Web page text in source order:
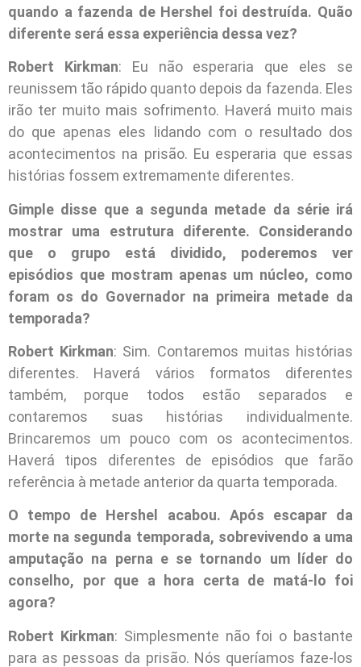
quando a fazenda de Hershel foi destruída. Quão
diferente será essa experiência dessa vez?
Robert Kirkman: Eu não esperaria que eles se
reunissem tão rápido quanto depois da fazenda. Eles
irão ter muito mais sofrimento. Haverá muito mais
do que apenas eles lidando com o resultado dos
acontecimentos na prisão. Eu esperaria que essas
histórias fossem extremamente diferentes.
Gimple disse que a segunda metade da série irá
mostrar uma estrutura diferente. Considerando
que o grupo está dividido, poderemos ver
episódios que mostram apenas um núcleo, como
foram os do Governador na primeira metade da
temporada?
Robert Kirkman: Sim. Contaremos muitas histórias
diferentes. Haverá vários formatos diferentes
também, porque todos estão separados e
contaremos suas histórias individualmente.
Brincaremos um pouco com os acontecimentos.
Haverá tipos diferentes de episódios que farão
referência à metade anterior da quarta temporada.
O tempo de Hershel acabou. Após escapar da
morte na segunda temporada, sobrevivendo a uma
amputação na perna e se tornando um líder do
conselho, por que a hora certa de matá-lo foi
agora?
Robert Kirkman: Simplesmente não foi o bastante
para as pessoas da prisão. Nós queríamos faze-los